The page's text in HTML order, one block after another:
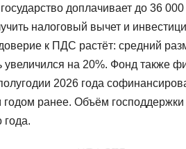
доплачивает до 36
налоговый вычет и
к ПДС растёт: средний
увеличился на 20%. Фонд также
2026 года
ранее. Объём
года.